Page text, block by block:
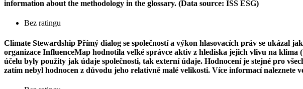
information about the methodology in the glossary. (Data source: ISS ESG)
Bez ratingu
Climate Stewardship Přímý dialog se společností a výkon hlasovacích práv se ukázal
organizace InfluenceMap hodnotila velké správce aktiv z hlediska jejich vlivu na
účelu byly použity jak údaje společnosti, tak externí údaje. Hodnocení je stejné pro
zatím nebyl hodnocen z důvodu jeho relativně malé velikosti. Více informací